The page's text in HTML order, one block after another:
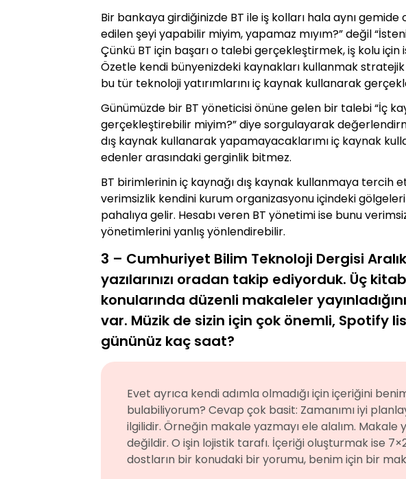
Bir bankaya girdiğinizde BT ile iş kolları hala aynı gemide
edilen şeyi yapabilir miyim, yapamaz mıyım?” değil
Çünkü BT için başarı o talebi gerçekleştirmek, iş kolu için
Özetle kendi bünyenizdeki kaynakları kullanmak
bu tür teknoloji yatırımlarını iç kaynak kullanarak
Günümüzde bir BT yöneticisi önüne gelen bir talebi “İç
gerçekleştirebilir miyim?” diye sorgulayarak
dış kaynak kullanarak yapamayacaklarımı iç kaynak
edenler arasındaki gerginlik bitmez.
BT birimlerinin iç kaynağı dış kaynak kullanmaya
verimsizlik kendini kurum organizasyonu içindeki
pahalıya gelir. Hesabı veren BT yönetimi ise bunu
yönetimlerini yanlış yönlendirebilir.
3 – Cumhuriyet Bilim Teknoloji Dergisi
yazılarınızı oradan takip ediyorduk. Üç
konularında düzenli makaleler
var. Müzik de sizin için çok önemli, Spotify
gününüz kaç saat?
Evet ayrıca kendi adımla olmadığı için içeriğini
bulabiliyorum? Cevap çok basit: Zamanımı iyi
ilgilidir. Örneğin makale yazmayı ele alalım.
değildir. O işin lojistik tarafı. İçeriği oluşturmak ise
dostların bir konudaki bir yorumu, benim için bir